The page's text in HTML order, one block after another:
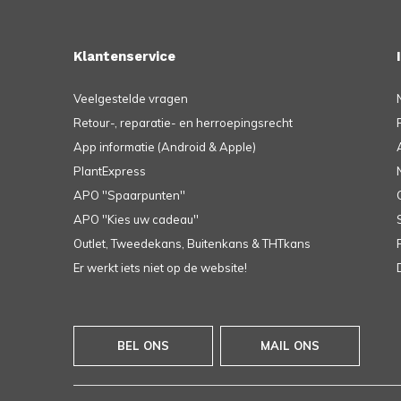
Klantenservice
Veelgestelde vragen
Retour-, reparatie- en herroepingsrecht
App informatie (Android & Apple)
PlantExpress
APO ''Spaarpunten''
APO ''Kies uw cadeau''
Outlet, Tweedekans, Buitenkans & THTkans
Er werkt iets niet op de website!
BEL ONS MAIL ONS